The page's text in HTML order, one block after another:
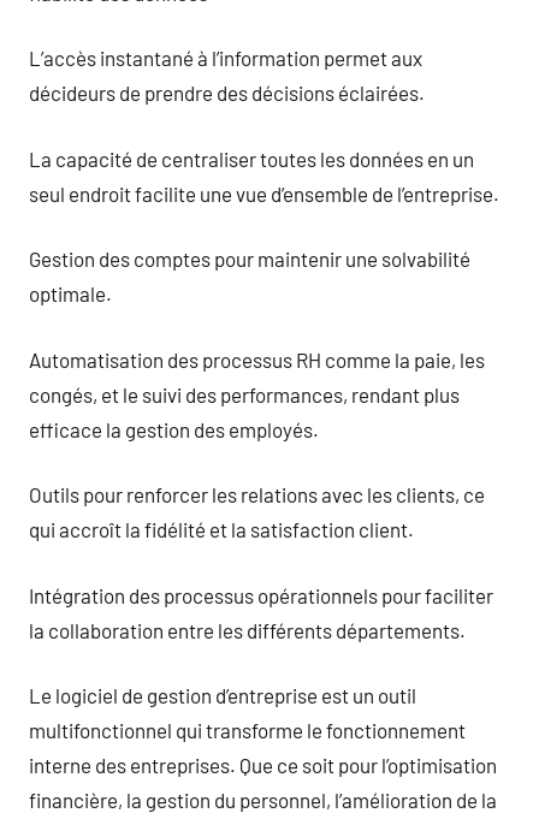
L’accès instantané à l’information permet aux
décideurs de prendre des décisions éclairées.
La capacité de centraliser toutes les données en un
seul endroit facilite une vue d’ensemble de l’entreprise.
Gestion des comptes pour maintenir une solvabilité
optimale.
Automatisation des processus RH comme la paie, les
congés, et le suivi des performances, rendant plus
efficace la gestion des employés.
Outils pour renforcer les relations avec les clients, ce
qui accroît la fidélité et la satisfaction client.
Intégration des processus opérationnels pour faciliter
la collaboration entre les différents départements.
Le logiciel de gestion d’entreprise est un outil
multifonctionnel qui transforme le fonctionnement
interne des entreprises. Que ce soit pour l’optimisation
financière, la gestion du personnel, l’amélioration de la